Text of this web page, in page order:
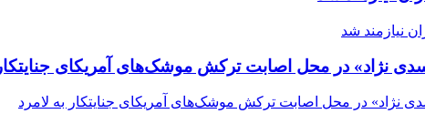
نژاد» در محل اصابت ترکش موشک‌های آمریکای جنایتکار